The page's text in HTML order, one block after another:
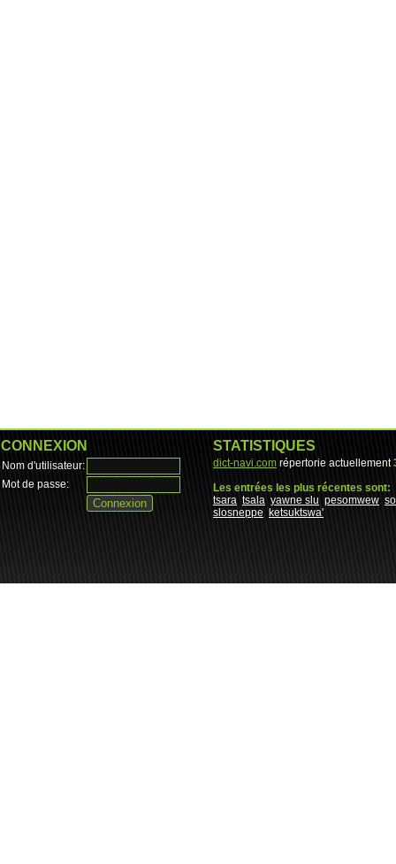
CONNEXION
Nom d'utilisateur:
Mot de passe:
STATISTIQUES
dict-navi.com répertorie actuellement
Les entrées les plus récentes sont:
tsara tsala yawne slu pesomwew
slosneppe
ketsuktswa'